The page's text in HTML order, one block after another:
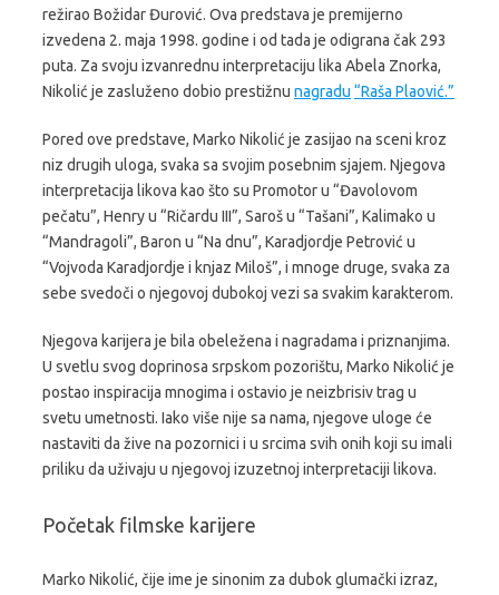
režirao Božidar Đurović. Ova predstava je premijerno
izvedena 2. maja 1998. godine i od tada je odigrana čak 293
puta. Za svoju izvanrednu interpretaciju lika Abela Znorka,
Nikolić je zasluženo dobio prestižnu nagradu “Raša Plaović.”
Pored ove predstave, Marko Nikolić je zasijao na sceni kroz
niz drugih uloga, svaka sa svojim posebnim sjajem. Njegova
interpretacija likova kao što su Promotor u “Đavolovom
pečatu”, Henry u “Ričardu III”, Saroš u “Tašani”, Kalimako u
“Mandragoli”, Baron u “Na dnu”, Karadjordje Petrović u
“Vojvoda Karadjordje i knjaz Miloš”, i mnoge druge, svaka za
sebe svedoči o njegovoj dubokoj vezi sa svakim karakterom.
Njegova karijera je bila obeležena i nagradama i priznanjima.
U svetlu svog doprinosa srpskom pozorištu, Marko Nikolić je
postao inspiracija mnogima i ostavio je neizbrisiv trag u
svetu umetnosti. Iako više nije sa nama, njegove uloge će
nastaviti da žive na pozornici i u srcima svih onih koji su imali
priliku da uživaju u njegovoj izuzetnoj interpretaciji likova.
Početak filmske karijere
Marko Nikolić, čije ime je sinonim za dubok glumački izraz,